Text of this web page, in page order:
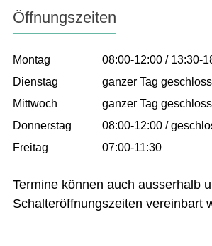
Öffnungszeiten
Montag
08:00-12:00 / 13:30-
Dienstag
ganzer Tag
Mittwoch
ganzer Tag
Donnerstag
08:00-12:00 /
Freitag
07:00-11:30
Termine können auch ausserhalb
Schalteröffnungszeiten vereinbart